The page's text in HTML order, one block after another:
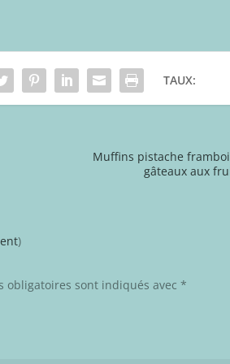
TAUX:
Muffins pistache
gâteaux aux
)
obligatoires sont indiqués avec *